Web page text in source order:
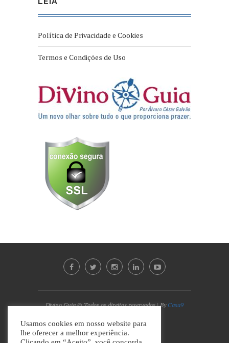
Política de Privacidade e Cookies
Termos e Condições de Uso
Divino Guia © Todos os direitos reservados | By Casa9
VOLTAR AO TOPO
Usamos cookies em nosso website para
lhe oferecer a melhor experiência.